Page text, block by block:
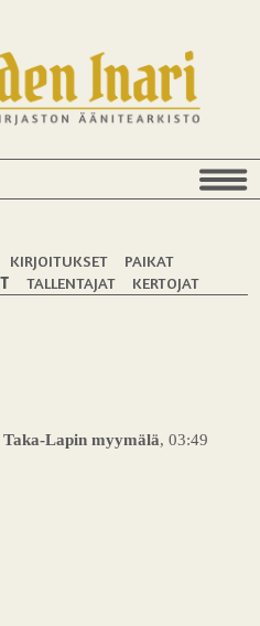
KIRJOITUKSET
PAIKAT
TALLENTAJAT KERTOJAT
Lapin myymälä, 03:49